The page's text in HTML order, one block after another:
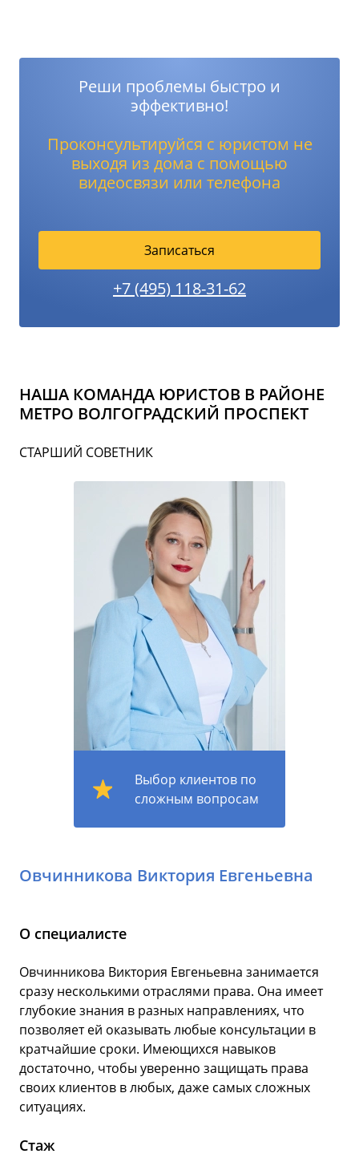
Реши проблемы быстро и
эффективно!
Проконсультируйся с юристом не
выходя из дома с помощью
видеосвязи или телефона
Записаться
+7 (495) 118-31-62
НАША КОМАНДА ЮРИСТОВ В РАЙОНЕ
МЕТРО ВОЛГОГРАДСКИЙ ПРОСПЕКТ
СТАРШИЙ СОВЕТНИК
Выбор клиентов по
сложным вопросам
Овчинникова Виктория Евгеньевна
О специалисте
Овчинникова Виктория Евгеньевна занимается
сразу несколькими отраслями права. Она имеет
глубокие знания в разных направлениях, что
позволяет ей оказывать любые консультации в
кратчайшие сроки. Имеющихся навыков
достаточно, чтобы уверенно защищать права
своих клиентов в любых, даже самых сложных
ситуациях.
Стаж